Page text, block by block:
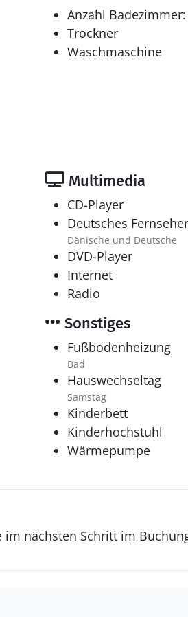
Anzahl
Trockner
Waschmaschine
Multimedia
CD-Player
Deutsches
Dänische und Deutsche
DVD-Player
Internet
Radio
Sonstiges
Fußbodenheizung
Bad
Hauswechseltag
Samstag
Kinderbett
Kinderhochstuhl
Wärmepumpe
nächsten Schritt im